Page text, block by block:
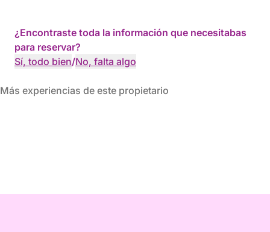
¿Encontraste toda la información que necesitabas
para reservar?
Sí, todo bien/No, falta algo
Más experiencias de este propietario